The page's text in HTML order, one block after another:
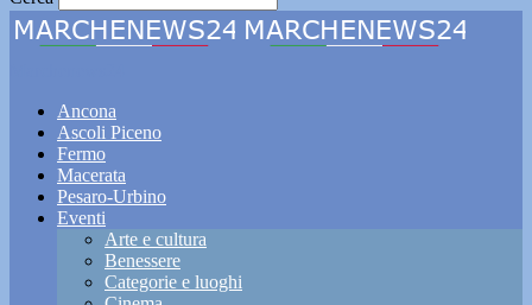
Ancona
Ascoli Piceno
Fermo
Macerata
Pesaro-Urbino
Eventi
Arte e cultura
Benessere
Categorie e luoghi